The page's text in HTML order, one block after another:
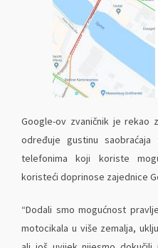
Google-ov zvaničnik je rekao
određuje gustinu
telefonima koji koriste
koristeći doprinose zajednice
“Dodali smo mogućnost
motocikala u više zemalja,